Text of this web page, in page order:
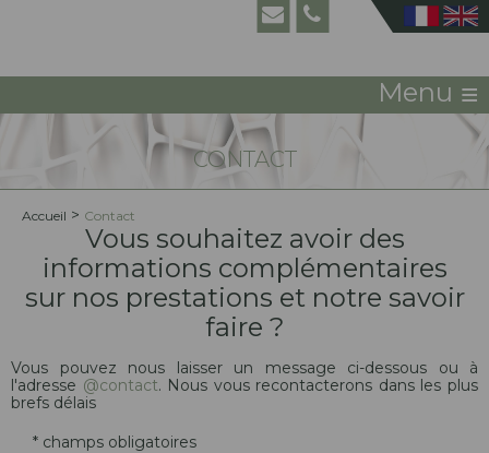
Menu ≡
CONTACT
Accueil > Contact
Vous souhaitez avoir des
informations complémentaires
sur nos prestations et notre savoir
faire ?
Vous pouvez nous laisser un message ci-dessous ou à
l'adresse @contact. Nous vous recontacterons dans les plus
brefs délais
* champs obligatoires